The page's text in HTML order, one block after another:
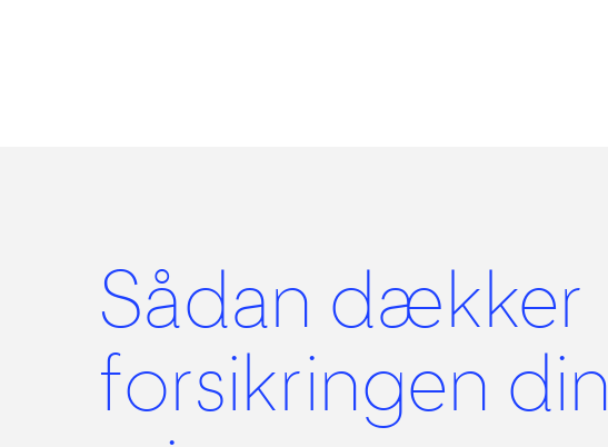
Sådan dækker
forsikringen din